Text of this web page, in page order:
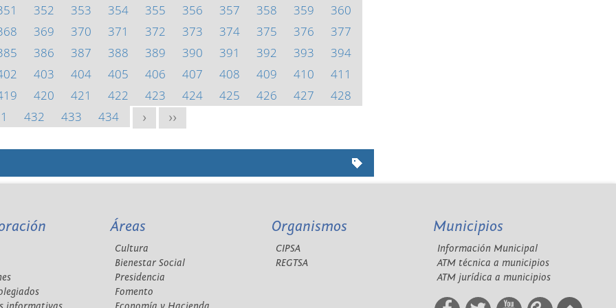
352 353 354 355 356 357 358 359
360
369 370 371 372 373 374 375 376
377
386 387 388 389 390 391 392 393
394
403 404 405 406 407 408 409 410
411
420 421 422 423 424 425 426 427
428
432 433 434 > >>
Áreas
Cultura
Bienestar Social
Presidencia
Fomento
Organismos
CIPSA
REGTSA
Municipios
Información Municipal
ATM técnica a municipios
ATM jurídica a municipios